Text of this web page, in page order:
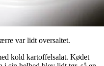
var lidt oversaltet.
kold kartoffelsalat. Kødet